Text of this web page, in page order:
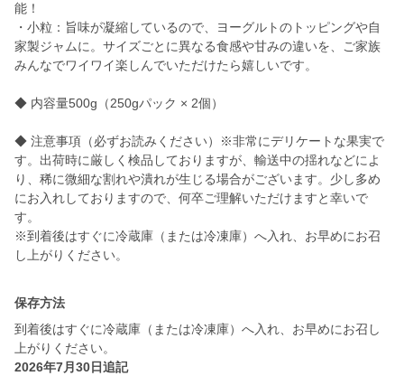
能！
・小粒：旨味が凝縮しているので、ヨーグルトのトッピングや自
家製ジャムに。サイズごとに異なる食感や甘みの違いを、ご家族
みんなでワイワイ楽しんでいただけたら嬉しいです。
◆ 内容量500g（250gパック × 2個）
◆ 注意事項（必ずお読みください）※非常にデリケートな果実で
す。出荷時に厳しく検品しておりますが、輸送中の揺れなどによ
り、稀に微細な割れや潰れが生じる場合がございます。少し多め
にお入れしておりますので、何卒ご理解いただけますと幸いで
す。
※到着後はすぐに冷蔵庫（または冷凍庫）へ入れ、お早めにお召
し上がりください。
保存方法
到着後はすぐに冷蔵庫（または冷凍庫）へ入れ、お早めにお召し
上がりください。
2026年7月30日追記